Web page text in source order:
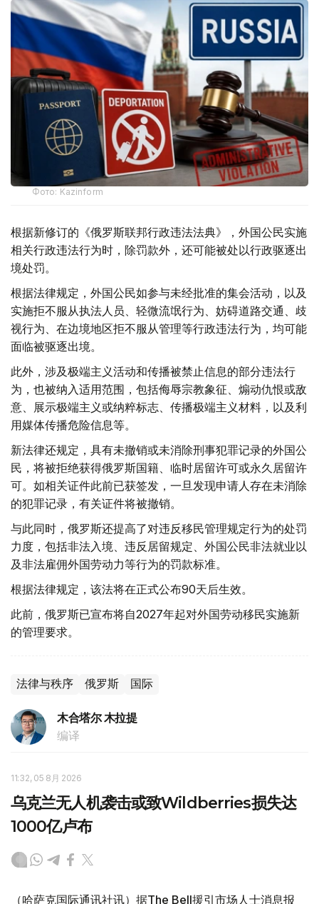
Фото: Kazinform
根据新修订的《俄罗斯联邦行政违法法典》，外国公民实施
相关行政违法行为时，除罚款外，还可能被处以行政驱逐出
境处罚。
根据法律规定，外国公民如参与未经批准的集会活动，以及
实施拒不服从执法人员、轻微流氓行为、妨碍道路交通、歧
视行为、在边境地区拒不服从管理等行政违法行为，均可能
面临被驱逐出境。
此外，涉及极端主义活动和传播被禁止信息的部分违法行
为，也被纳入适用范围，包括侮辱宗教象征、煽动仇恨或敌
意、展示极端主义或纳粹标志、传播极端主义材料，以及利
用媒体传播危险信息等。
新法律还规定，具有未撤销或未消除刑事犯罪记录的外国公
民，将被拒绝获得俄罗斯国籍、临时居留许可或永久居留许
可。如相关证件此前已获签发，一旦发现申请人存在未消除
的犯罪记录，有关证件将被撤销。
与此同时，俄罗斯还提高了对违反移民管理规定行为的处罚
力度，包括非法入境、违反居留规定、外国公民非法就业以
及非法雇佣外国劳动力等行为的罚款标准。
根据法律规定，该法将在正式公布90天后生效。
此前，俄罗斯已宣布将自2027年起对外国劳动移民实施新
的管理要求。
法律与秩序 俄罗斯 国际
木合塔尔 木拉提
编译
11:32, 05 8月 2026
乌克兰无人机袭击或致Wildberries损失达
1000亿卢布
（哈萨克国际通讯社讯）据The Bell援引市场人士消息报